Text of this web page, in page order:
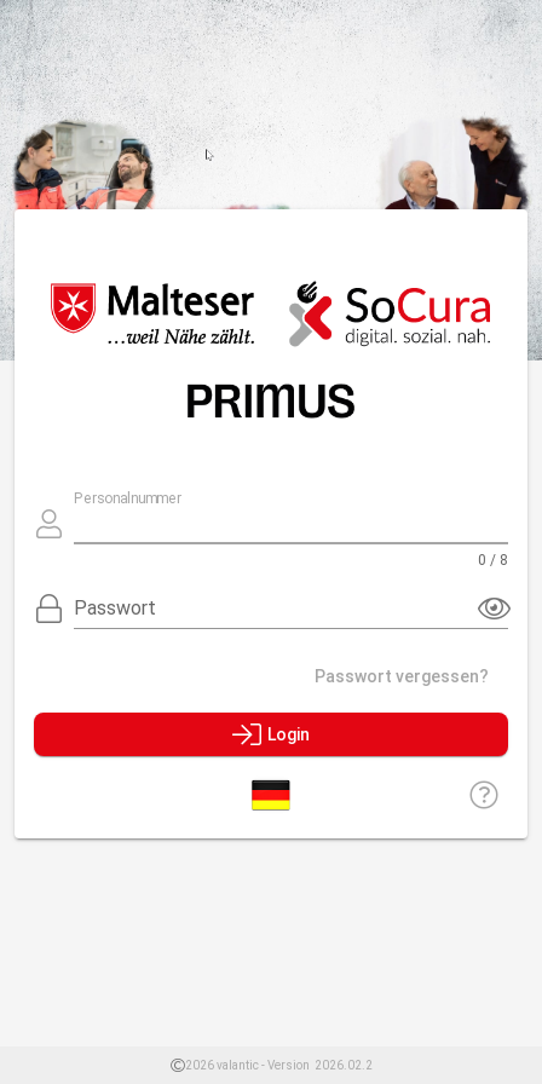
Personalnummer
0 / 8
Passwort
Passwort vergessen?
Login
2026 valantic - Version 2026.02.2